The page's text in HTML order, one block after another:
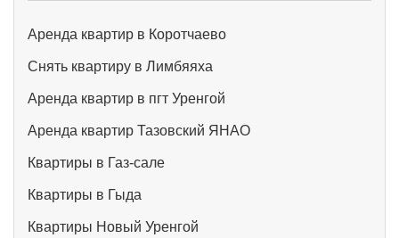
Аренда квартир в Коротчаево
Снять квартиру в Лимбяяха
Аренда квартир в пгт Уренгой
Аренда квартир Тазовский ЯНАО
Квартиры в Газ-сале
Квартиры в Гыда
Квартиры Новый Уренгой